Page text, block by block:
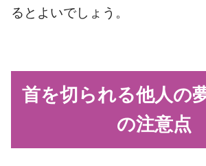
るとよいでしょう。
首を切られる他人の
の注意点